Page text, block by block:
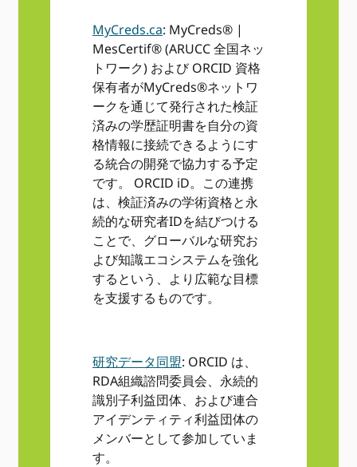
MyCreds.ca: MyCreds® |
MesCertif® (ARUCC 全国ネッ
トワーク) および ORCID 資格
保有者がMyCreds®ネットワ
ークを通じて発行された検証
済みの学歴証明書を自分の資
格情報に接続できるようにす
る統合の開発で協力する予定
です。 ORCID iD。この連携
は、検証済みの学術資格と永
続的な研究者IDを結びつける
ことで、グローバルな研究お
よび知識エコシステムを強化
するという、より広範な目標
を支援するものです。
研究データ同盟: ORCID は、
RDA組織諮問委員会、永続的
識別子利益団体、および連合
アイデンティティ利益団体の
メンバーとして参加していま
す。